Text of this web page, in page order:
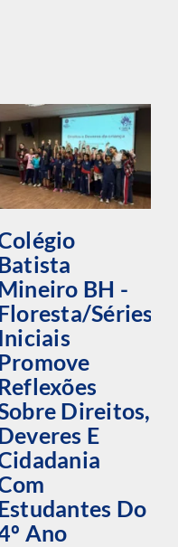
BH -
Séries
Iniciais
Promove
Reflexões
Direitos,
E
Do
Ano